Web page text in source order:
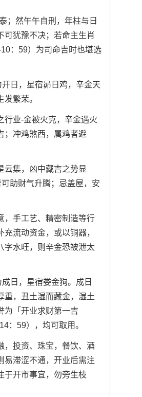
；然午午自刑，年柱与日
可犹豫不决；若命主生肖
：59）为司命吉时也堪选
日，星宿昴日鸡，辛金天
繁荣。
行业-金被火克，辛金遇火
；冲鸡煞西，属鸡者避
云集，凶中藏吉之势显
助财气升腾；忌盖屋，安
，手工艺、精密制造等行
流动资金，或以铜器，
字水旺，则辛金恐被泄太
日，星宿娄金狗。成日
重，丑土湿而藏金，湿土
为「开业求财第一吉
：59），均可取用。
，投资、珠宝，餐饮、酒
易滞涩不通，开业后需注
于开市事宜，勿旁生枝